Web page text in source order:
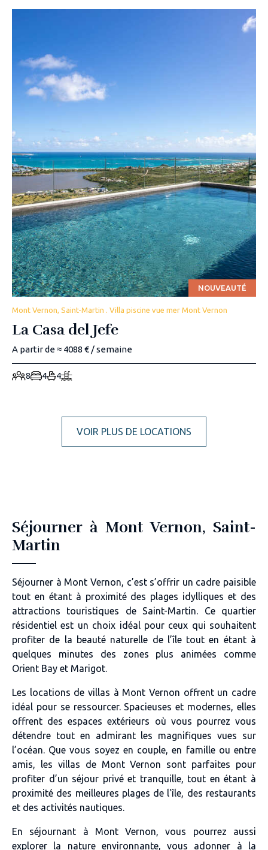
NOUVEAUTÉ
Mont Vernon, Saint-Martin . Villa piscine vue mer Mont Vernon
La Casa del Jefe
A partir de ≈ 4088 € / semaine
8 4 4
VOIR PLUS DE LOCATIONS
Séjourner à Mont Vernon, Saint-
Martin
Séjourner à Mont Vernon, c’est s’offrir un cadre paisible
tout en étant à proximité des plages idylliques et des
attractions touristiques de Saint-Martin. Ce quartier
résidentiel est un choix idéal pour ceux qui souhaitent
profiter de la beauté naturelle de l’île tout en étant à
quelques minutes des zones plus animées comme
Orient Bay et Marigot.
Les locations de villas à Mont Vernon offrent un cadre
idéal pour se ressourcer. Spacieuses et modernes, elles
offrent des espaces extérieurs où vous pourrez vous
détendre tout en admirant les magnifiques vues sur
l’océan. Que vous soyez en couple, en famille ou entre
amis, les villas de Mont Vernon sont parfaites pour
profiter d’un séjour privé et tranquille, tout en étant à
proximité des meilleures plages de l'île, des restaurants
et des activités nautiques.
En séjournant à Mont Vernon, vous pourrez aussi
explorer la nature environnante, vous adonner à la